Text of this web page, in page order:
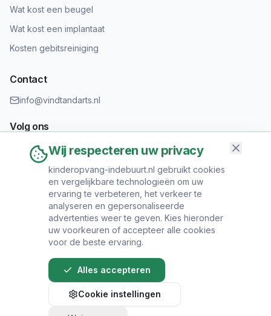
Wat kost een beugel
Wat kost een implantaat
Kosten gebitsreiniging
Contact
info@vindtandarts.nl
Volg ons
Informatie toevoegen?
Heeft u een tandartspraktijk? Neem contact op om uw praktijk
toe te voegen.
© 2024 Vind Tandarts. Alle rechten voorbehouden.
Over Ons
• Privacy Policy
Voorwaarden
• Sitemap
Wij respecteren uw privacy
kinderopvang-indebuurt.nl gebruikt cookies
en vergelijkbare technologieën om uw
ervaring te verbeteren, het verkeer te
analyseren en gepersonaliseerde
advertenties weer te geven. Kies hieronder
uw voorkeuren of accepteer alle cookies
voor de beste ervaring.
Alles accepteren
Cookie instellingen